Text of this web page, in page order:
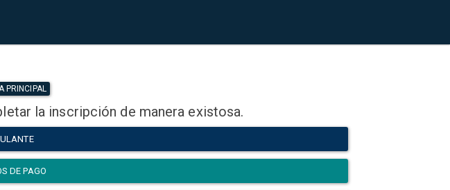
PRINCIPAL
la inscripción de manera existosa.
DE PAGO